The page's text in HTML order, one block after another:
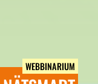
WEBBINARIUM